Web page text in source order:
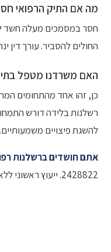
מה אם התיק הרפואי
חסר במסמכים מעלה חשד
החולים להסביר. עורך דין
האם משרדנו מטפל
כן, זהו אחד מהתחומים
רשלנות בלידה דורש
להשגת פיצויים משמעותיים.
אתם חושדים ברשלנות
2428822. ייעוץ ראשוני ללא התחייבות ותנאי תשלום גמישים.